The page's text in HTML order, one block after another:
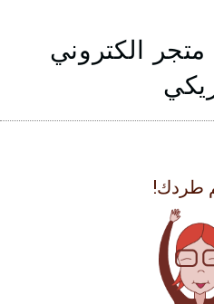
الكتروني
طردك!